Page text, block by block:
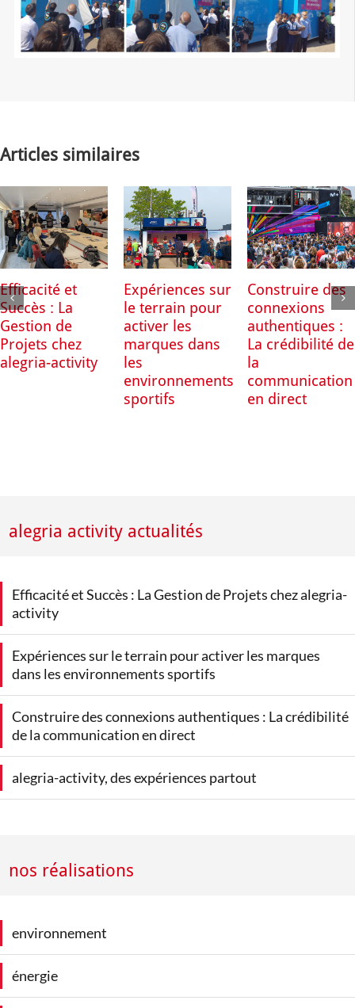
Articles similaires
Efficacité et
Succès : La
Gestion de
Projets chez
alegria-activity
Expériences sur
le terrain pour
activer les
marques dans
les
environnements
sportifs
Construire des
connexions
authentiques :
La crédibilité de
la
communication
en direct
alegria activity actualités
Efficacité et Succès : La Gestion de Projets chez alegria-
activity
Expériences sur le terrain pour activer les marques
dans les environnements sportifs
Construire des connexions authentiques : La crédibilité
de la communication en direct
alegria-activity, des expériences partout
nos réalisations
environnement
énergie